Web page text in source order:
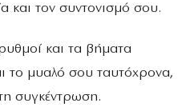
και τον συντονισμό σου.
και τα βήματα
το μυαλό σου ταυτόχρονα,
συγκέντρωση.